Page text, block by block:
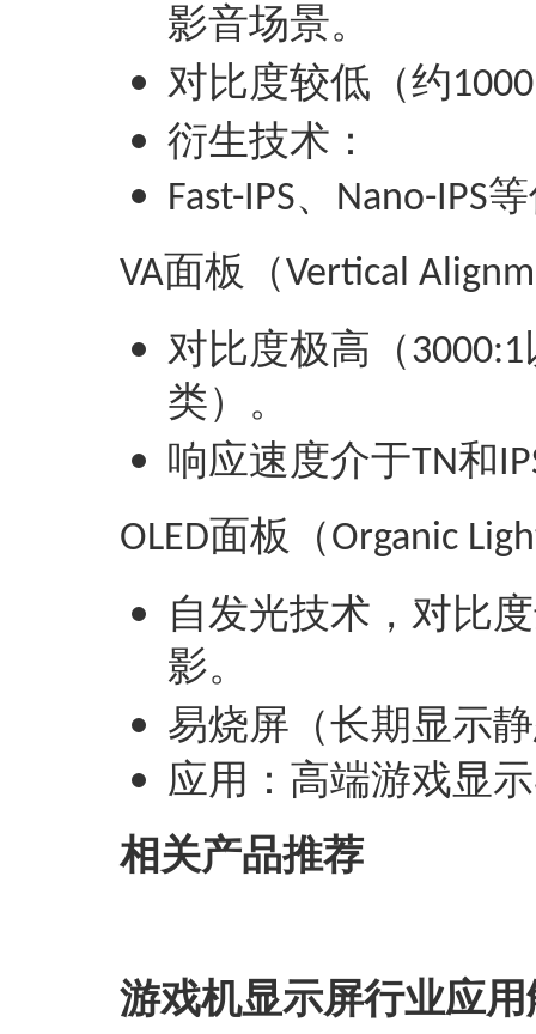
影音场景‌。
对比度较低（约
‌衍生技术‌：
Fast-IPS、 Nano-IPS
VA面板（Vertical
对比度极高（3000:1
类）‌。
响应速度介于TN和
OLED面板（Organic
自发光技术，对比
影‌。
易烧屏（长期显示
应用‌：高端游戏显
相关产品推荐
游戏机显示屏行业应